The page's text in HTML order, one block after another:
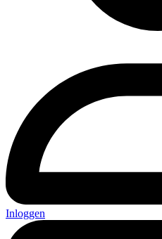
Inloggen